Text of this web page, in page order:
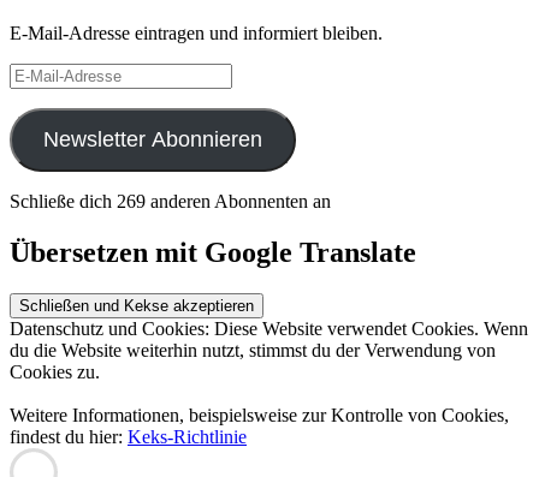
E-Mail-Adresse eintragen und informiert bleiben.
E-
Mail-
Adresse
Newsletter Abonnieren
Schließe dich 269 anderen Abonnenten an
Übersetzen mit Google Translate
Datenschutz und Cookies: Diese Website verwendet Cookies. Wenn
du die Website weiterhin nutzt, stimmst du der Verwendung von
Cookies zu.
Weitere Informationen, beispielsweise zur Kontrolle von Cookies,
findest du hier: Keks-Richtlinie